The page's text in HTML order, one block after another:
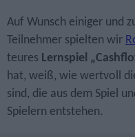
Auf Wunsch einiger und
Teilnehmer spielten wir
teures Lernspiel
hat, weiß, wie wertvoll
sind, die aus dem Spiel
Spielern entstehen.